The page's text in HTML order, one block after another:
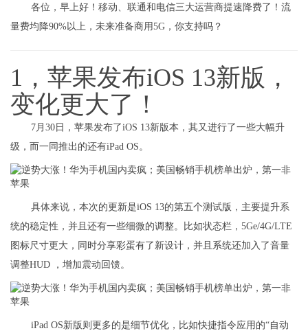
各位，早上好！移动、联通和电信三大运营商提速降费了！流
量费均降90%以上，未来准备商用5G，你支持吗？
1，苹果发布iOS 13新版，
变化更大了！
7月30日，苹果发布了iOS 13新版本，其又进行了一些大幅升
级，而一同推出的还有iPad OS。
具体来说，本次的更新是iOS 13的第五个测试版，主要提升系
统的稳定性，并且还有一些细微的调整。比如状态栏，5Ge/4G/LTE
图标尺寸更大，同时分享彩蛋有了新设计，并且系统还加入了音量
调整HUD ，增加震动回馈。
iPad OS新版则更多的是细节优化，比如快捷指令应用的“自动